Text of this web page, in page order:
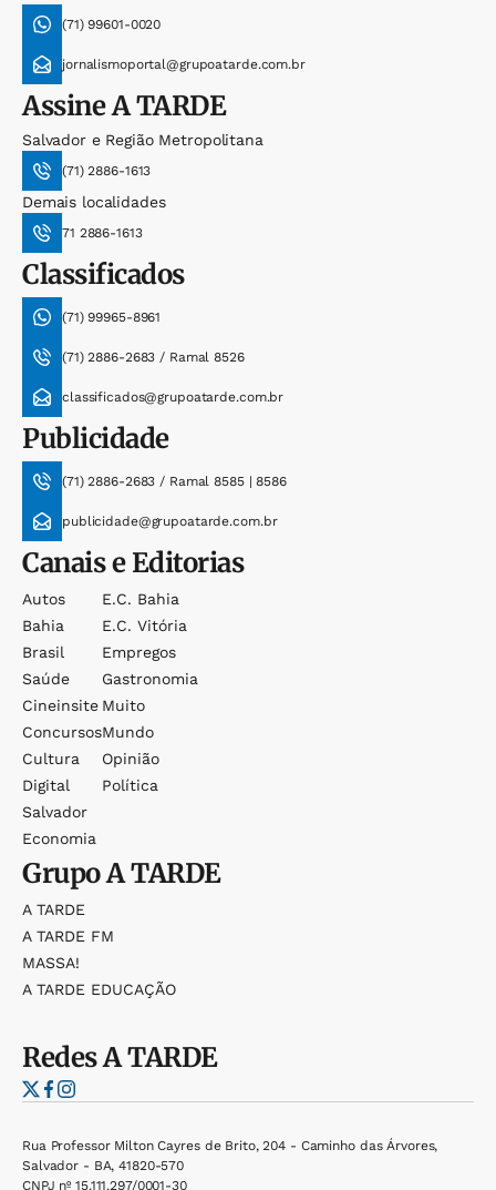
(71) 99601-0020
jornalismoportal@grupoatarde.com.br
AssineA TARDE
Salvador e Região Metropolitana
(71) 2886-1613
Demais localidades
71 2886-1613
Classificados
(71) 99965-8961
(71) 2886-2683 / Ramal 8526
classificados@grupoatarde.com.br
Publicidade
(71) 2886-2683 / Ramal 8585 | 8586
publicidade@grupoatarde.com.br
Canais e Editorias
Autos
Bahia
Brasil
Saúde
Cineinsite
Concursos
Cultura
Digital
Salvador
Economia
E.c. Bahia
E.c. Vitória
Empregos
Gastronomia
Muito
Mundo
Opinião
Política
GrupoA TARDE
A TARDE
A TARDE FM
MASSA!
A TARDE EDUCAÇÃO
RedesA TARDE
Rua Professor Milton Cayres de Brito, 204 - Caminho das Árvores,
Salvador - BA, 41820-570
CNPJ nº 15.111.297/0001-30